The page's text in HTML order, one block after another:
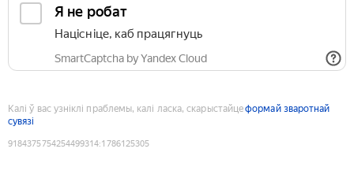
Я не робат
Націсніце, каб працягнуць
SmartCaptcha by Yandex Cloud
Калі ў вас узніклі праблемы, калі ласка, скарыстайцеформай зваротнай
сувязі
9184375754254499314:1786125305